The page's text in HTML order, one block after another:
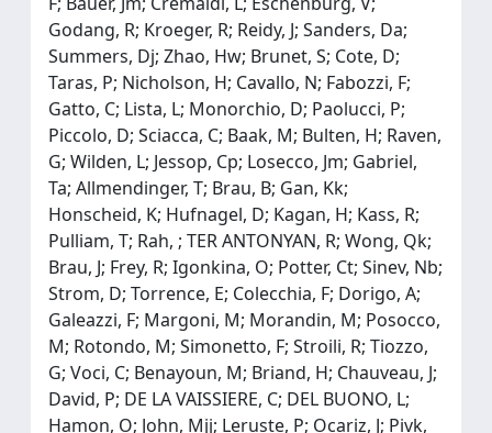
Godang, R; Kroeger, R; Reidy, J; Sanders, Da;
Summers, Dj; Zhao, Hw; Brunet, S; Cote, D;
Taras, P; Nicholson, H; Cavallo, N; Fabozzi, F;
Gatto, C; Lista, L; Monorchio, D; Paolucci, P;
Piccolo, D; Sciacca, C; Baak, M; Bulten, H; Raven,
G; Wilden, L; Jessop, Cp; Losecco, Jm; Gabriel,
Ta; Allmendinger, T; Brau, B; Gan, Kk;
Honscheid, K; Hufnagel, D; Kagan, H; Kass, R;
Pulliam, T; Rah, ; TER ANTONYAN, R; Wong, Qk;
Brau, J; Frey, R; Igonkina, O; Potter, Ct; Sinev, Nb;
Strom, D; Torrence, E; Colecchia, F; Dorigo, A;
Galeazzi, F; Margoni, M; Morandin, M; Posocco,
M; Rotondo, M; Simonetto, F; Stroili, R; Tiozzo,
G; Voci, C; Benayoun, M; Briand, H; Chauveau, J;
David, P; DE LA VAISSIERE, C; DEL BUONO, L;
Hamon, O; John, Mjj; Leruste, P; Ocariz, J; Pivk,